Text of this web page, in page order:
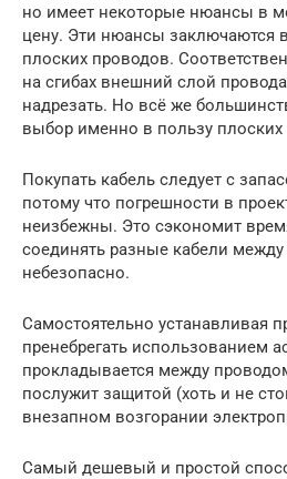
но имеет некоторые нюансы в
цену. Эти нюансы заключаются
плоских проводов.
на сгибах внешний слой
надрезать. Но всё же
выбор именно в пользу плоских
Покупать кабель следует с
потому что погрешности в
неизбежны. Это сэкономит
соединять разные кабели
небезопасно.
Самостоятельно устанавливая
пренебрегать использованием
прокладывается между
послужит защитой (хоть и не
внезапном возгорании
Самый дешевый и простой